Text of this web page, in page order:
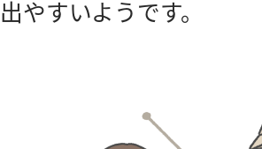
出やすいようです。